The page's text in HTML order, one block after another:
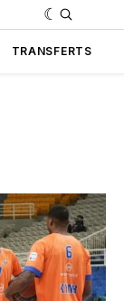
TRANSFERTS